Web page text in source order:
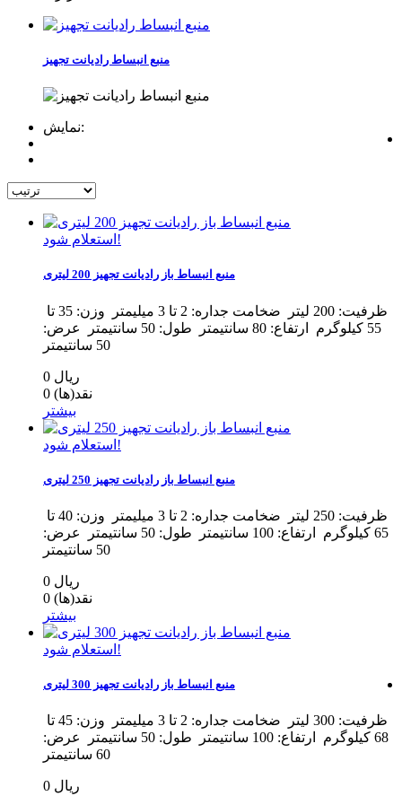
منبع انبساط رادیانت تجهیز
نمایش:
استعلام شود!
منبع انبساط باز رادیانت تجهیز 200 لیتری
55 کیلوگرم ارتفاع: 80 سانتیمتر طول: 50 سانتیمتر عرض:
50 سانتیمتر
0 ریال
0 نقد(ها)
بیشتر
استعلام شود!
منبع انبساط باز رادیانت تجهیز 250 لیتری
65 کیلوگرم ارتفاع: 100 سانتیمتر طول: 50 سانتیمتر عرض:
50 سانتیمتر
0 ریال
0 نقد(ها)
بیشتر
استعلام شود!
منبع انبساط باز رادیانت تجهیز 300 لیتری
68 کیلوگرم ارتفاع: 100 سانتیمتر طول: 50 سانتیمتر عرض:
60 سانتیمتر
0 ریال